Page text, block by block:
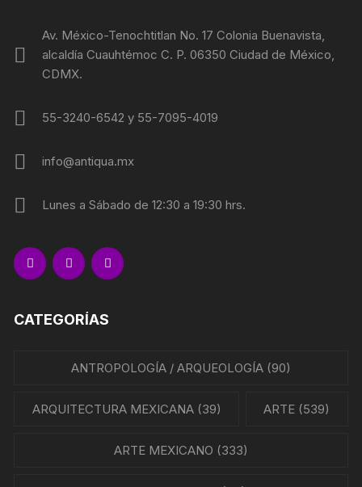
Av. México-Tenochtitlan No. 17 Colonia Buenavista,
alcaldía Cuauhtémoc C. P. 06350 Ciudad de México,
CDMX.
55-3240-6542 y 55-7095-4019
info@antiqua.mx
Lunes a Sábado de 12:30 a 19:30 hrs.
CATEGORÍAS
ANTROPOLOGÍA / ARQUEOLOGÍA(90)
ARQUITECTURA MEXICANA(39) ARTE (539)
ARTE MEXICANO (333)